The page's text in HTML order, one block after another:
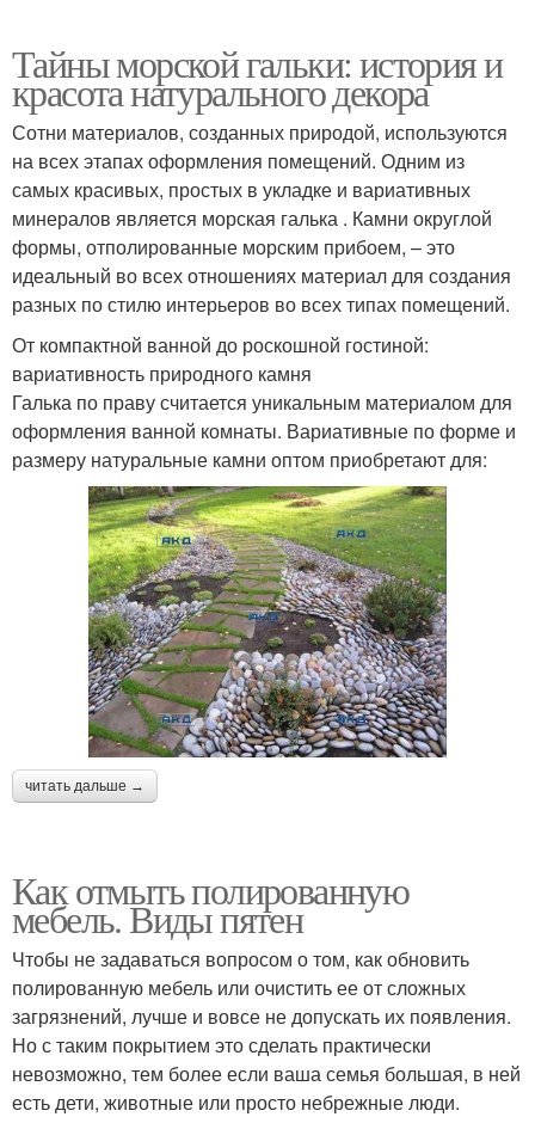
Тайны морской гальки: история и
красота натурального декора
Сотни материалов, созданных природой, используются
на всех этапах оформления помещений. Одним из
самых красивых, простых в укладке и вариативных
минералов является морская галька . Камни округлой
формы, отполированные морским прибоем, – это
идеальный во всех отношениях материал для создания
разных по стилю интерьеров во всех типах помещений.
От компактной ванной до роскошной гостиной:
вариативность природного камня
Галька по праву считается уникальным материалом для
оформления ванной комнаты. Вариативные по форме и
размеру натуральные камни оптом приобретают для:
читать дальше →
Как отмыть полированную
мебель. Виды пятен
Чтобы не задаваться вопросом о том, как обновить
полированную мебель или очистить ее от сложных
загрязнений, лучше и вовсе не допускать их появления.
Но с таким покрытием это сделать практически
невозможно, тем более если ваша семья большая, в ней
есть дети, животные или просто небрежные люди.